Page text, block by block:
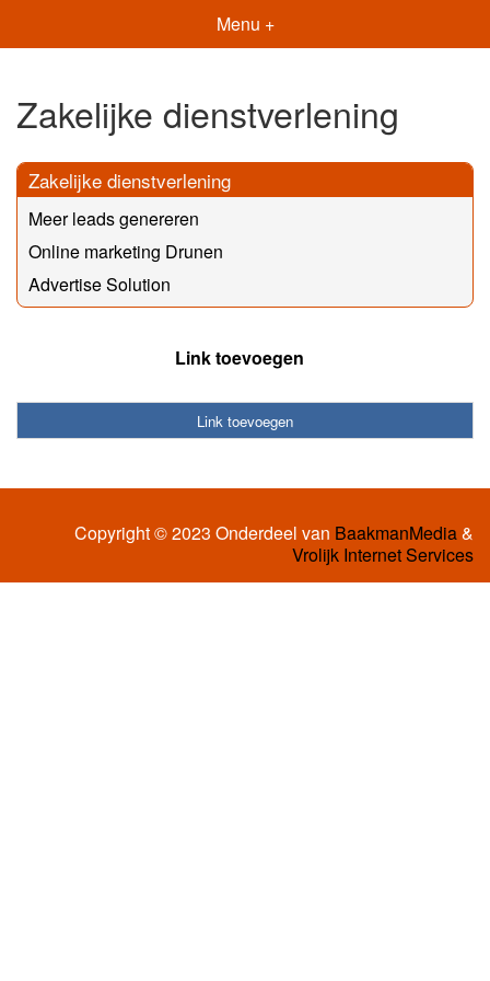
Menu +
Zakelijke dienstverlening
Zakelijke dienstverlening
Meer leads genereren
Online marketing Drunen
Advertise Solution
Link toevoegen
Link toevoegen
Copyright © 2023 Onderdeel van BaakmanMedia&
Vrolijk Internet Services